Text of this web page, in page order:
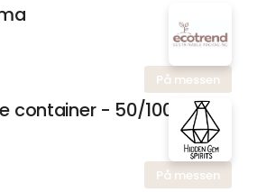
På messen
container - 50/100 ml
På messen